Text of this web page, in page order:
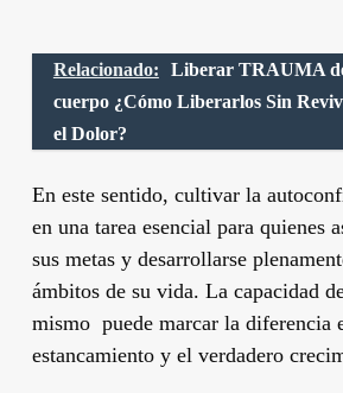
Relacionado:
Liberar TRAUMA
cuerpo ¿Cómo Liberarlos Sin
el Dolor?
En este sentido, cultivar la
en una tarea esencial para quienes
sus metas y desarrollarse
ámbitos de su vida. La capacidad
mismo puede marcar la diferencia
estancamiento y el verdadero